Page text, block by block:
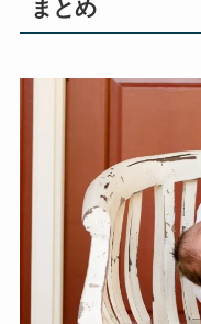
まとめ